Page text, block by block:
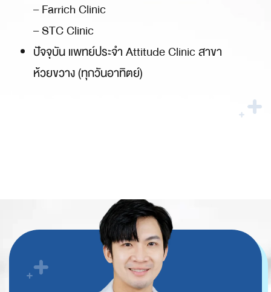
– Farrich Clinic
– STC Clinic
ปัจจุบัน แพทย์ประจำ Attitude Clinic สาขา
ห้วยขวาง (ทุกวันอาทิตย์)